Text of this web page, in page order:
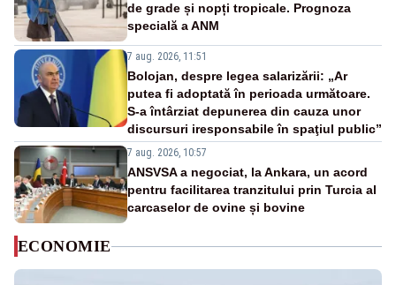
de grade și nopți tropicale. Prognoza
specială a ANM
7 aug. 2026, 11:51
Bolojan, despre legea salarizării: „Ar
putea fi adoptată în perioada următoare.
S-a întârziat depunerea din cauza unor
discursuri iresponsabile în spaţiul public”
7 aug. 2026, 10:57
ANSVSA a negociat, la Ankara, un acord
pentru facilitarea tranzitului prin Turcia al
carcaselor de ovine și bovine
ECONOMIE